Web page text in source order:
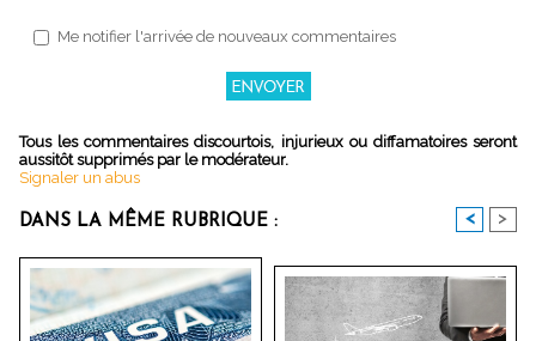
Me notifier l'arrivée de nouveaux commentaires
Tous les commentaires discourtois, injurieux ou diffamatoires seront
aussitôt supprimés par le modérateur.
Signaler un abus
DANS LA MÊME RUBRIQUE : < >